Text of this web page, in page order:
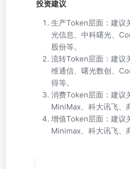
投资建议
生产Token层面：建议
光信息、中科曙光、
股份等。
流转Token层面：建议
维通信、曙光数创、
得等。
消费Token层面：建议
MiniMax、科大讯飞、
增值Token层面：建议
Minimax、科大讯飞、
——计算机行业2026年中期投